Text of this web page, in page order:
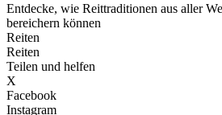
Entdecke, wie Reittraditionen aus aller
bereichern können
Reiten
Reiten
Teilen und helfen
X
Facebook
Instagram